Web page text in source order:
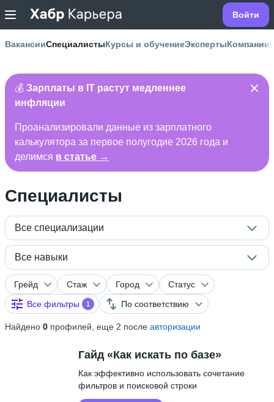
Войти
ВакансииСпециалистыКурсы и обучениеЭкспертыКомпании
💰 Зарплаты в IT растут медленнее
инфляции
Проанализировали данные из зарплатного
калькулятора за первое полугодие 2026 года и
делимся в статье →
Специалисты
Все специализации
Все навыки
Грейд Стаж Город
Статус
Все фильтры
1 По соответствию
Найдено 0 профилей, еще 2 после авторизации
Гайд «Как искать по базе»
Как эффективно использовать сочетание
фильтров и поисковой строки